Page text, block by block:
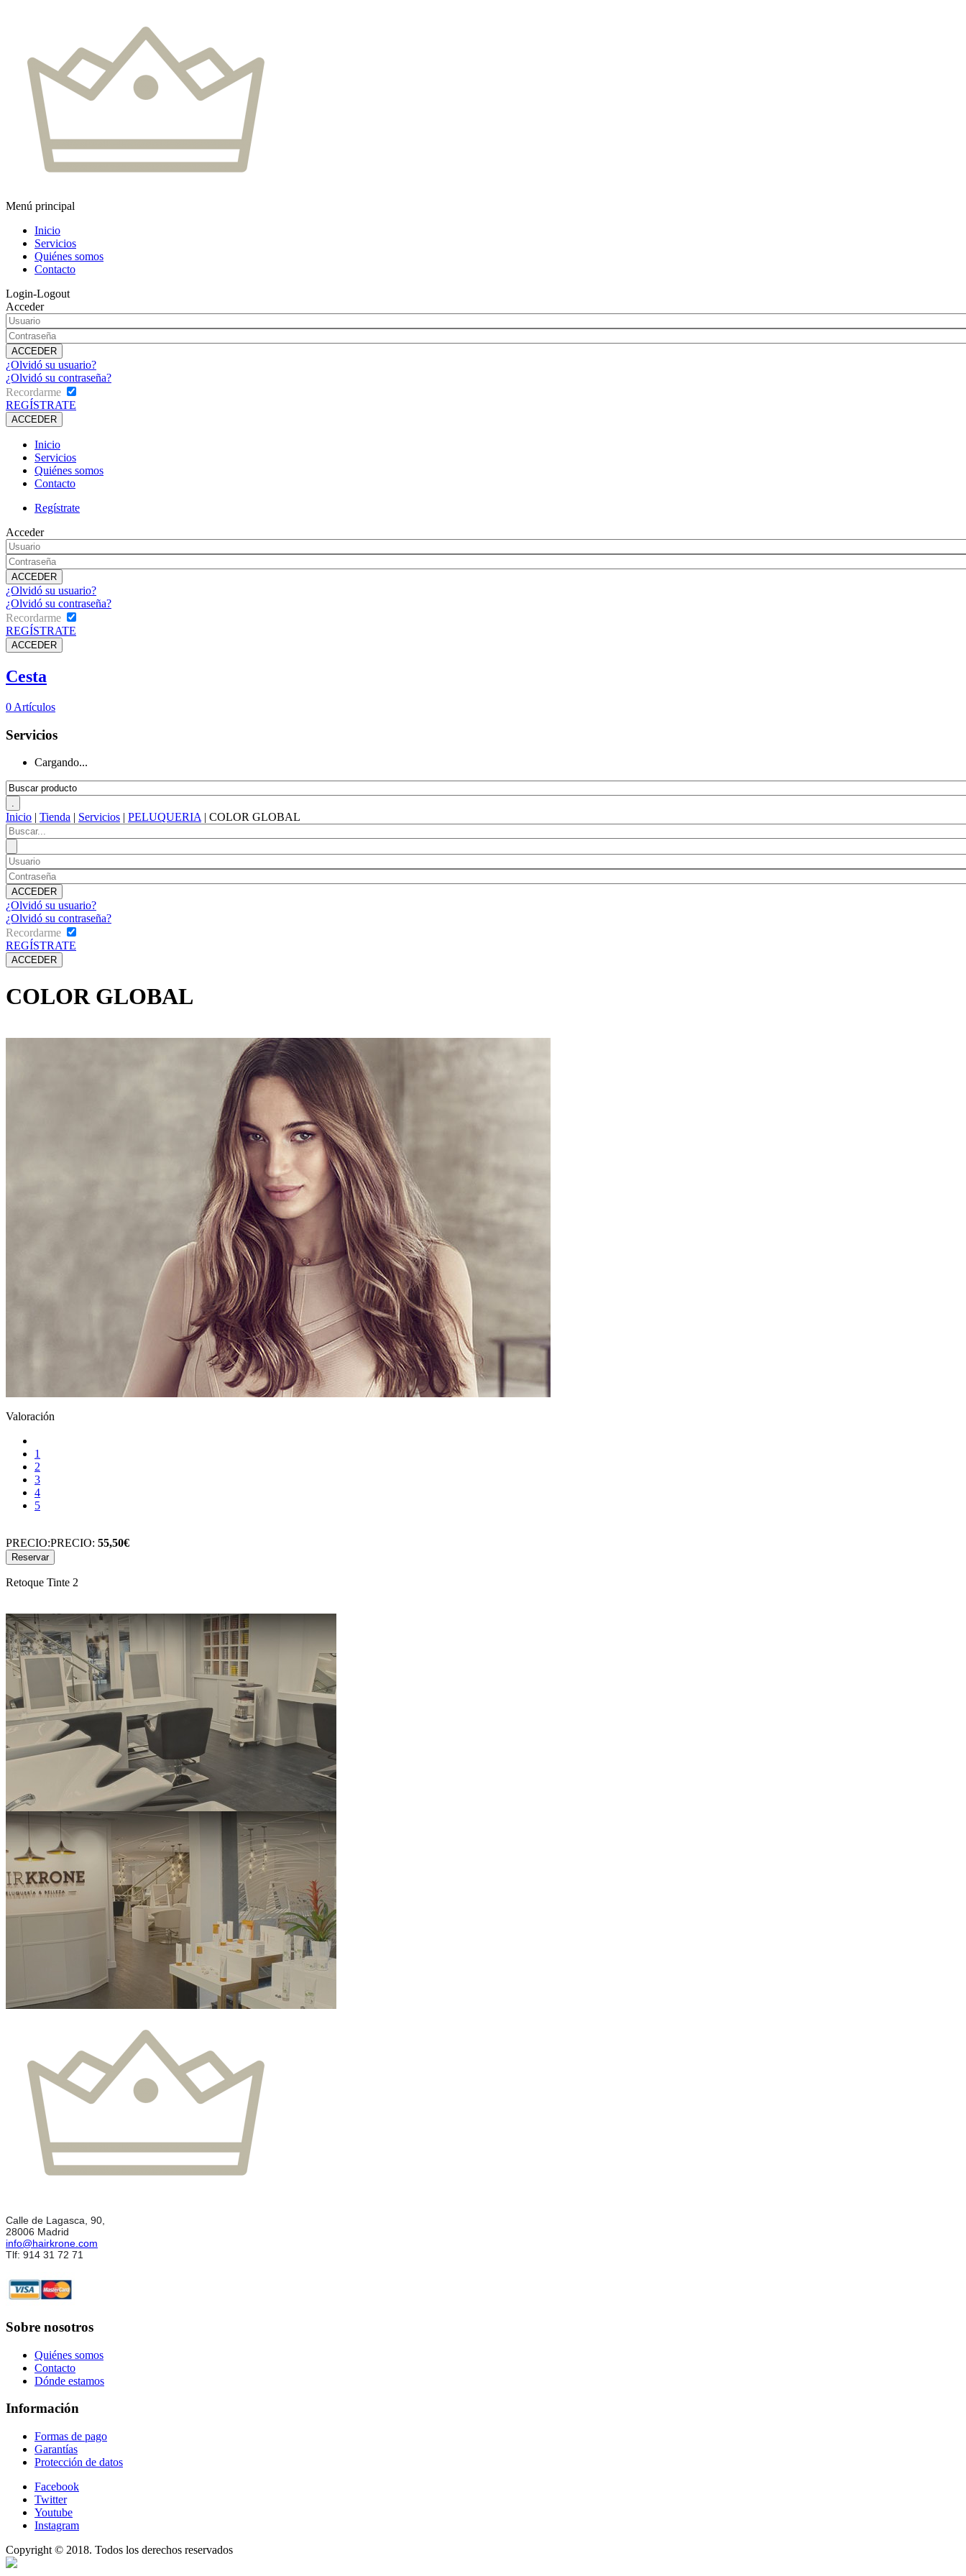
Menú principal
Inicio
Servicios
Quiénes somos
Contacto
Login-Logout
Acceder
¿Olvidó su usuario?
¿Olvidó su contraseña?
Recordarme
REGÍSTRATE
Inicio
Servicios
Quiénes somos
Contacto
Regístrate
Acceder
¿Olvidó su usuario?
¿Olvidó su contraseña?
Recordarme
REGÍSTRATE
Cesta
0 Artículos
Servicios
Cargando...
Inicio | Tienda | Servicios | PELUQUERIA | COLOR GLOBAL
¿Olvidó su usuario?
¿Olvidó su contraseña?
Recordarme
REGÍSTRATE
COLOR GLOBAL
Valoración
1
2
3
4
5
PRECIO:PRECIO: 55,50€
Retoque Tinte 2
Calle de Lagasca, 90,
28006 Madrid
info@hairkrone.com
Tlf: 914 31 72 71
Sobre nosotros
Quiénes somos
Contacto
Dónde estamos
Información
Formas de pago
Garantías
Protección de datos
Facebook
Twitter
Youtube
Instagram
Copyright © 2018. Todos los derechos reservados